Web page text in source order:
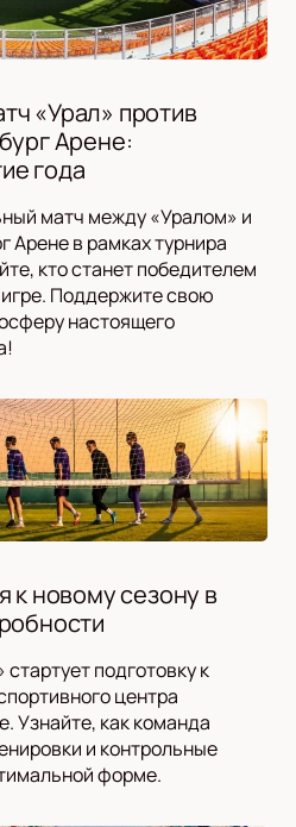
«Урал» против
Арене:
года
матч между «Уралом» и
Арене в рамках турнира
кто станет победителем
Поддержите свою
настоящего
к новому сезону в
подготовку к
центра
Узнайте, как команда
и контрольные
форме.